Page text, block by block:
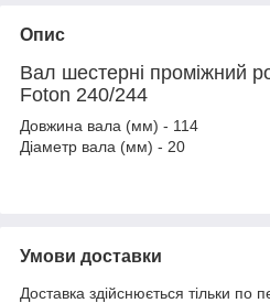
Опис
Вал шестерні проміжний
Foton 240/244
Довжина вала (мм) - 114
Діаметр вала (мм) - 20
Умови доставки
Доставка здійснюється тільки по